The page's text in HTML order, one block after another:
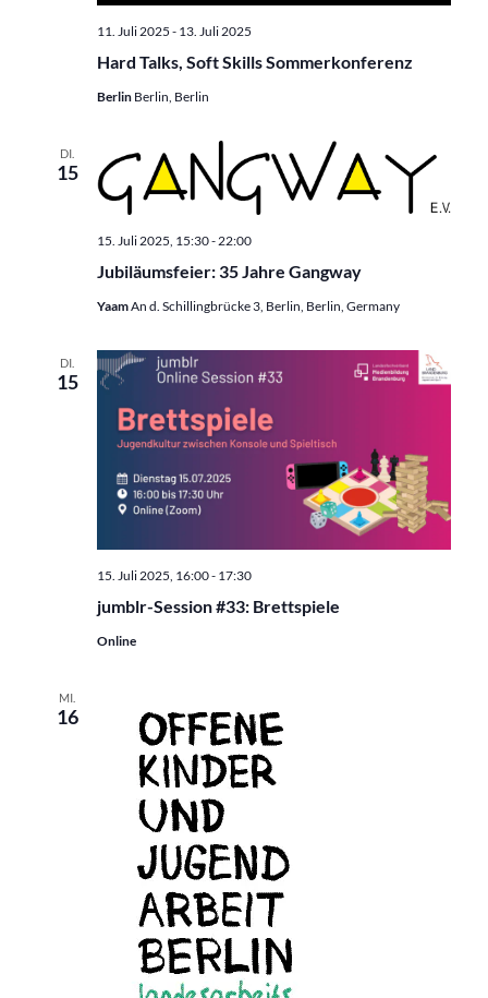
Hard Talks, Soft Skills Sommerkonferenz
11. Juli 2025 - 13. Juli 2025
Berlin Berlin, Berlin
DI.
15
Jubiläumsfeier: 35 Jahre Gangway
15. Juli 2025, 15:30-22:00
YaamAn d. Schillingbrücke 3, Berlin, Berlin, Germany
DI.
15
jumblr-Session #33: Brettspiele
15. Juli 2025, 16:00- 17:30
Online
MI.
16